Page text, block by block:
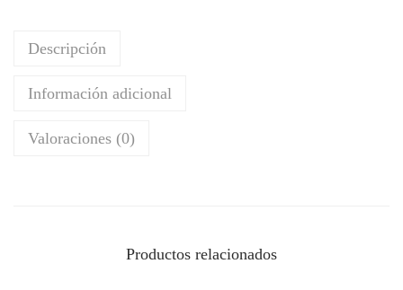
Descripción
Información adicional
Valoraciones (0)
Productos relacionados